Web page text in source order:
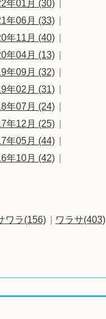
年01月 (30)
年06月 (33)
年11月 (40)
年04月 (13)
年09月 (32)
年02月 (31)
年07月 (24)
年12月 (25)
年05月 (44)
年10月 (42)
ワラ(156)
ワラサ(403)